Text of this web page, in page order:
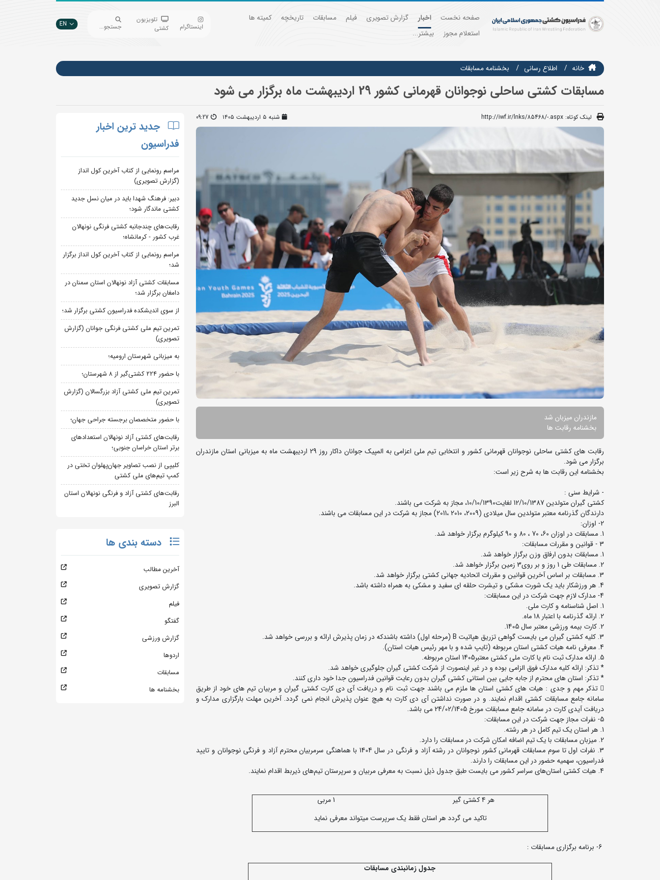
صفحه نخست اخبار گزارش تصویری فیلم مسابقات تاریخچه
کمیته ها
استعلام مجوز
بیشتر...
اینستاگرام
تلویزیون
کشتی
جستجو... EN
خانه اطلاع رسانی بخشنامه مسابقات
مسابقات کشتی ساحلی نوجوانان قهرمانی کشور 29 اردیبهشت ماه برگزار می شود
لینک کوتاه: http://iwf.ir/lnks/85468/-.aspx شنبه ۵ اردیبهشت ۱۴۰۵ 09:27
مازندران میزبان شد
بخشنامه رقابت ها
رقابت های کشتی ساحلی نوجوانان قهرمانی کشور و انتخابی تیم ملی اعزامی به المپیک جوانان داکار روز 29 اردیبهشت ماه به میزبانی استان مازندران
برگزار می شود.
بخشنامه این رقابت ها به شرح زیر است:
- شرایط سنی :
کشتی گیران متولدین 12/10/1387 لغایت10/10/1390، مجاز به شرکت می باشند.
دارندگان گذرنامه معتبر متولدین سال میلادی (2009، 2010 ،2011) مجاز به شرکت در این مسابقات می باشند.
2- اوزان:
1. مسابقات در اوزان 60، 70 ، 80 و 90 کیلوگرم برگزار خواهد شد.
3 - قوانین و مقررات مسابقات:
1. مسابقات بدون ارفاق وزن برگزار خواهد شد.
2. مسابقات طی 1 روز و بر روی3 زمین برگزار خواهد شد.
3. مسابقات بر اساس آخرین قوانین و مقررات اتحادیه جهانی کشتی برگزار خواهد شد.
4. هر ورزشکار باید یک شورت مشکی و تیشرت حلقه ای سفید و مشکی به همراه داشته باشد.
4- مدارک لازم جهت شرکت در این مسابقات:
1. اصل شناسنامه و کارت ملی.
2. ارائه گذرنامه با اعتبار 18 ماه.
2. کارت بیمه ورزشی معتبر سال 1405.
3. کلیه کشتی گیران می بایست گواهی تزریق هپاتیت B (مرحله اول) داشته باشندکه در زمان پذیرش ارائه و بررسی خواهد شد.
4. معرفی نامه هیات کشتی استان مربوطه (تایپ شده و با مهر رئیس هیات استان).
5. ارائه مدارک ثبت نام یا کارت ملی کشتی معتبر1405 استان مربوطه.
* تذکر: ارائه کلیه مدارک فوق الزامی بوده و در غیر اینصورت از شرکت کشتی گیران جلوگیری خواهد شد.
* تذکر: استان های محترم از جابه جایی بین استانی کشتی گیران بدون رعایت قوانین فدراسیون جدا خود داری کنند.
 تذکر مهم و جدی : هیات های کشتی استان ها ملزم می باشند جهت ثبت نام و دریافت آی دی کارت کشتی گیران و مربیان تیم های خود از طریق
سامانه جامع مسابقات کشتی اقدام نمایند. و در صورت نداشتن آی دی کارت به هیچ عنوان پذیرش انجام نمی گردد. آخرین مهلت بارگزاری مدارک و
دریافت آیدی کارت در سامانه جامع مسابقات مورخ 24/02/1405 می باشد.
5- نفرات مجاز جهت شرکت در این مسابقات:
1. هر استان یک تیم کامل در هر رشته.
2. میزبان مسابقات با یک تیم اضافه امکان شرکت در مسابقات را دارد.
3. نفرات اول تا سوم مسابقات قهرمانی کشور نوجوانان در رشته آزاد و فرنگی در سال 1404 با هماهنگی سرمربیان محترم آزاد و فرنگی نوجوانان و تایید
فدراسیون، سهمیه حضور در این مسابقات را دارند.
4. هیات‌ کشتی استان‌های سراسر کشور می بایست طبق جدول ذیل نسبت به معرفی مربیان و سرپرستان تیم‌های ذیربط اقدام نمایند.
هر 4 کشتی گیر
1 مربی
تاکید می گردد هر استان فقط یک سرپرست میتواند معرفی نماید
جدول زمانبندی مسابقات
جدید ترین اخبار
فدراسیون
مراسم رونمایی از کتاب آخرین کول انداز
(گزارش تصویری)
دبیر: فرهنگ شهدا باید در میان نسل جدید
کشتی ماندگار شود؛
رقابت‌های چندجانبه کشتی فرنگی نونهالان
غرب کشور - کرمانشاه؛
مراسم رونمایی از کتاب آخرین کول انداز برگزار
شد؛
مسابقات کشتی آزاد نونهالان استان سمنان در
دامغان برگزار شد؛
از سوی اندیشکده فدراسیون کشتی برگزار شد؛
تمرین تیم ملی کشتی فرنگی جوانان (گزارش
تصویری)
به میزبانی شهرستان ارومیه؛
با حضور ۲۲۴ کشتی‌گیر از ۸ شهرستان؛
تمرین تیم ملی کشتی آزاد بزرگسالان (گزارش
تصویری)
با حضور متخصصان برجسته جراحی جهان؛
رقابت‌های کشتی آزاد نونهالان استعدادهای
برتر استان خراسان جنوبی؛
کلیپی از نصب تصاویر جهان‌پهلوان تختی در
کمپ تیم‌های ملی کشتی
رقابت‌های کشتی آزاد و فرنگی نونهالان استان
البرز
دسته بندی ها
آخرین مطالب
گزارش تصویری
فیلم
گفتگو
گزارش ورزشی
اردوها
مسابقات
بخشنامه ها